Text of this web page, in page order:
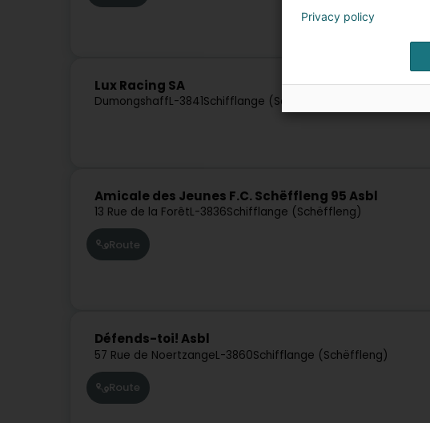
Lux Racing SA
DumongshaffL-3841Schifflange (Schëffleng)
Amicale des Jeunes F.C. Schëffleng 95 Asbl
13 Rue de la ForêtL-3836Schifflange (Schëffleng)
Route
Défends-toi! Asbl
57 Rue de NoertzangeL-3860Schifflange (Schëffleng)
Route
Privacy policy